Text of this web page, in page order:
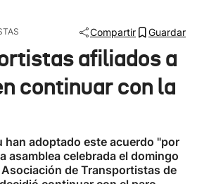
Ikusmiran
Compartir Guardar
afiliados a
continuar con la
han adoptado este acuerdo "por
asamblea celebrada el domingo
de Transportistas de